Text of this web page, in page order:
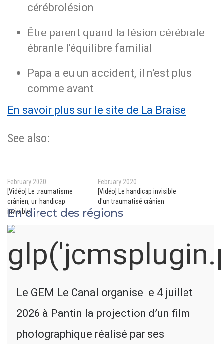
cérébrolésion
Être parent quand la lésion cérébrale
ébranle l'équilibre familial
Papa a eu un accident, il n'est plus
comme avant
En savoir plus sur le site de La Braise
See also:
February 2020
[Vidéo] Le traumatisme
crânien, un handicap
invisible
February 2020
[Vidéo] Le handicap invisible
d'un traumatisé crânien
En direct des régions
Le GEM Le Canal organise le 4 juillet
2026 à Pantin la projection d’un film
photographique réalisé par ses